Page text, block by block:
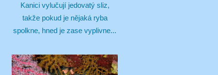
Kanici vylučují jedovatý sliz,
takže pokud je nějaká ryba
spolkne, hned je zase vyplivne...